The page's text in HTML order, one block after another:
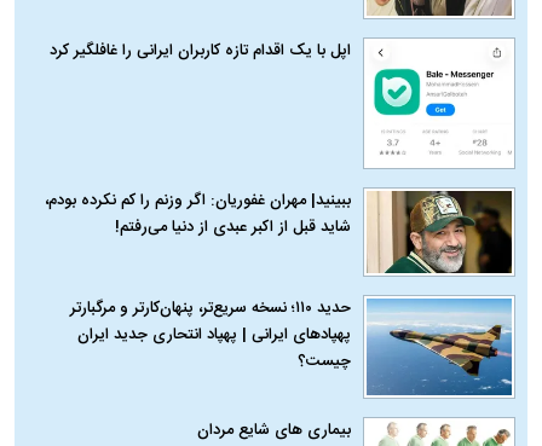
اپل با یک اقدام تازه کاربران ایرانی را غافلگیر کرد
ببینید| مهران غفوریان: اگر وزنم را کم نکرده بودم،
شاید قبل از اکبر عبدی از دنیا می‌رفتم!
حدید ۱۱۰؛ نسخه سریع‌تر، پنهان‌کارتر و مرگبارتر
پهپادهای ایرانی | پهپاد انتحاری جدید ایران
چیست؟
بیماری‌ های شایع مردان